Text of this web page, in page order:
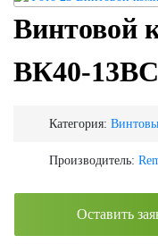
Винтовой
ВК40-13ВС
Категория:
Производитель:
Оставить